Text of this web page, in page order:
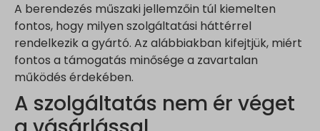
A berendezés műszaki jellemzőin túl kiemelten
fontos, hogy milyen szolgáltatási háttérrel
rendelkezik a gyártó. Az alábbiakban kifejtjük, miért
fontos a támogatás minősége a zavartalan
működés érdekében.
A szolgáltatás nem ér véget
www.google.bj
www.google.ch
www.google.co.id
www.google.co.il
www.google.co.jp